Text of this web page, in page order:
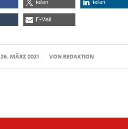
teilen teilen
E-Mail
26. MÄRZ 2021
/ VONREDAKTION